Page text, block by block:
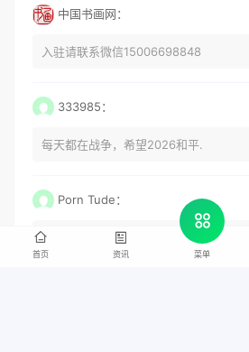
中国书画网：
入驻请联系微信15006698848
333985：
每天都在战争，希望2026和平.
Porn Tude：
How are you?
首页 资讯 菜单